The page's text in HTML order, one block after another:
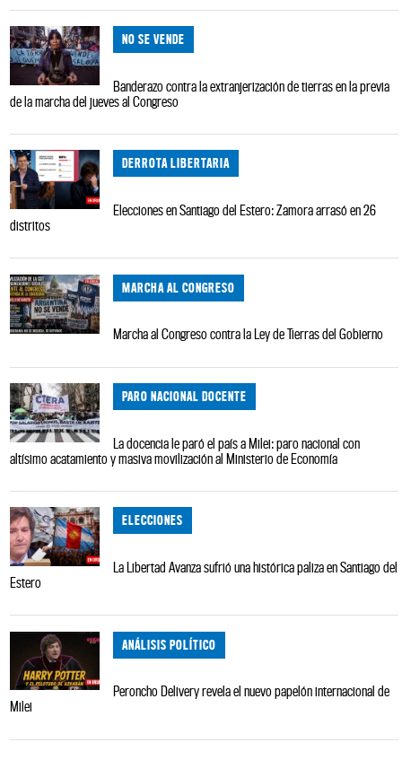
NO SE VENDE
Banderazo contra la extranjerización de tierras en la previa
de la marcha del jueves al Congreso
DERROTA LIBERTARIA
Elecciones en Santiago del Estero: Zamora arrasó en 26
distritos
MARCHA AL CONGRESO
Marcha al Congreso contra la Ley de Tierras del Gobierno
PARO NACIONAL DOCENTE
La docencia le paró el país a Milei: paro nacional con
altísimo acatamiento y masiva movilización al Ministerio de Economía
ELECCIONES
La Libertad Avanza sufrió una histórica paliza en Santiago del
Estero
ANÁLISIS POLÍTICO
Peroncho Delivery revela el nuevo papelón internacional de
Milei